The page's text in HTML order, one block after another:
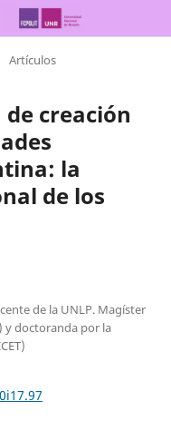
Artículos
creación
la
de los
de la UNLP. Magíster
y doctoranda por la